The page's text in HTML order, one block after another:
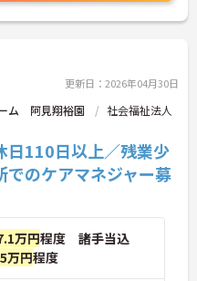
更新日：2026年04月30日
ム 阿見翔裕園
社会福祉法人
日110日以上／残業少
のケアマネジャー募
万円程度 諸手当込
万円程度